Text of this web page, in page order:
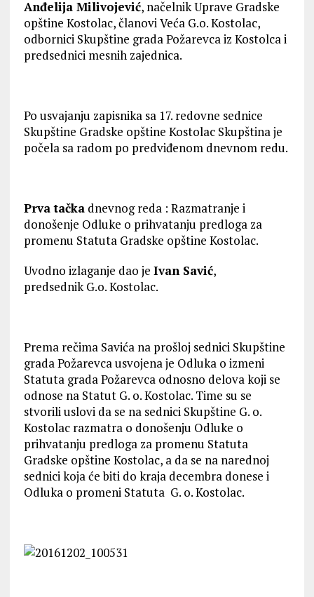
Anđelija Milivojević, načelnik Uprave Gradske
opštine Kostolac, članovi Veća G.o. Kostolac,
odbornici Skupštine grada Požarevca iz Kostolca i
predsednici mesnih zajednica.
Po usvajanju zapisnika sa 17. redovne sednice
Skupštine Gradske opštine Kostolac Skupština je
počela sa radom po predviđenom dnevnom redu.
Prva tačkadnevnog reda : Razmatranje i
donošenje Odluke o prihvatanju predloga za
promenu Statuta Gradske opštine Kostolac.
Uvodno izlaganje dao je Ivan Savić,
predsednik G.o. Kostolac.
Prema rečima Savića na prošloj sednici Skupštine
grada Požarevca usvojena je Odluka o izmeni
Statuta grada Požarevca odnosno delova koji se
odnose na Statut G. o. Kostolac. Time su se
stvorili uslovi da se na sednici Skupštine G. o.
Kostolac razmatra o donošenju Odluke o
prihvatanju predloga za promenu Statuta
Gradske opštine Kostolac, a da se na narednoj
sednici koja će biti do kraja decembra donese i
Odluka o promeni Statuta G. o. Kostolac.